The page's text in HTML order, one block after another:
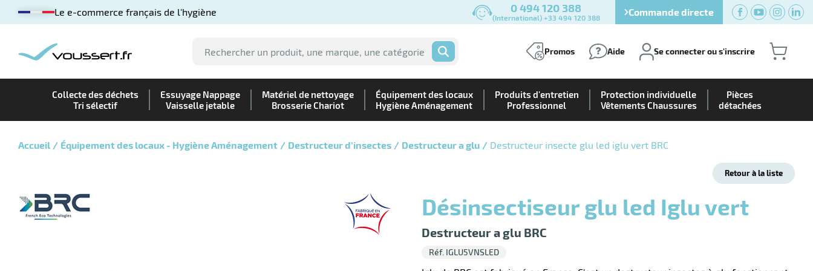
Le e-commerce français de l'hygiène 0 494 120 388
(International) +33 494 120 388 Commande directe
OK Promos Aide Se connecter ou s'inscrire
Collecte des déchets
Tri sélectif
Essuyage Nappage
Vaisselle jetable
Matériel de nettoyage
Brosserie Chariot
Équipement des locaux
Hygiène Aménagement
Produits d'entretien
Professionnel
Protection individuelle
Vêtements Chaussures
Pièces
détachées
Accueil Équipement des locaux - Hygiène Aménagement Destructeur d’insectes Destructeur a glu Destructeur insecte glu led iglu vert BRC
Retour à la liste
Désinsectiseur glu led Iglu vert
Destructeur a glu BRC
Réf. IGLU5VNSLED